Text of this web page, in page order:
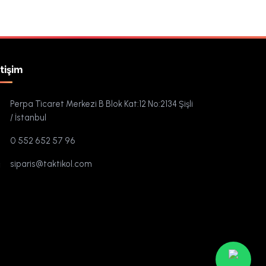
Perpa Ticaret Merkezi B Blok Kat:12 No:2134 Şişli
/ İstanbul
0 552 652 57 96
siparis@taktikol.com